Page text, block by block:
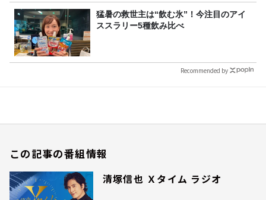
猛暑の救世主は“飲む氷”！今注目のアイ
ススラリー5種飲み比べ
Recommended by
この記事の番組情報
清塚信也 Ｘタイム ラジオ